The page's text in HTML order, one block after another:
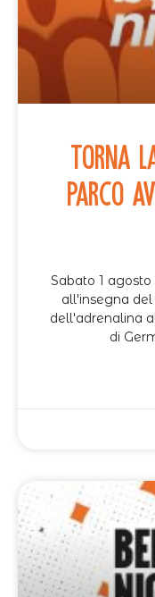
Torna
Parco
Sabato 1
all'insegna
dell'adrenalina
di